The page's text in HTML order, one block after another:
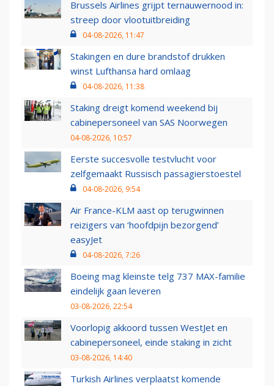
Brussels Airlines grijpt ternauwernood in:
streep door vlootuitbreiding
04-08-2026, 11:47
Stakingen en dure brandstof drukken
winst Lufthansa hard omlaag
04-08-2026, 11:38
Staking dreigt komend weekend bij
cabinepersoneel van SAS Noorwegen
04-08-2026, 10:57
Eerste succesvolle testvlucht voor
zelfgemaakt Russisch passagierstoestel
04-08-2026, 9:54
Air France-KLM aast op terugwinnen
reizigers van ‘hoofdpijn bezorgend’
easyJet
04-08-2026, 7:26
Boeing mag kleinste telg 737 MAX-familie
eindelijk gaan leveren
03-08-2026, 22:54
Voorlopig akkoord tussen WestJet en
cabinepersoneel, einde staking in zicht
03-08-2026, 14:40
Turkish Airlines verplaatst komende